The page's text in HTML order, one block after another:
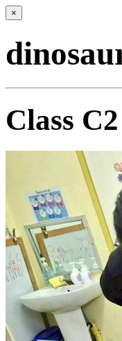
×
Class